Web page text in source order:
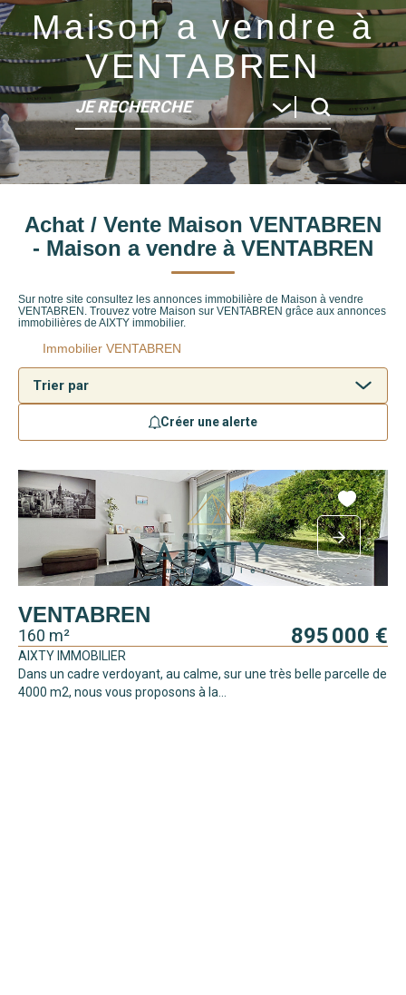
Maison a vendre à
VENTABREN
JE RECHERCHE
Type de bien
Localité
Achat / Vente Maison VENTABREN
- Maison a vendre à VENTABREN
Sur notre site consultez les annonces immobilière de Maison à vendre
VENTABREN. Trouvez votre Maison sur VENTABREN grâce aux annonces
immobilières de AIXTY immobilier.
Immobilier VENTABREN
Créer une alerte
VENTABREN
160 m² 895 000 €
AIXTY IMMOBILIER
Dans un cadre verdoyant, au calme, sur une très belle parcelle de
4000 m2, nous vous proposons à la...